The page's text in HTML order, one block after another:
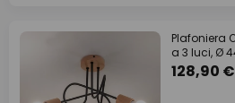
Plafoniera
a 3 luci, Ø
128,90 €